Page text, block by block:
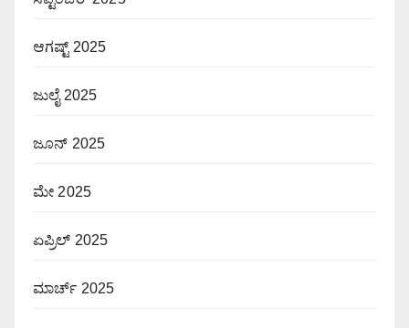
ಆಗಷ್ಟ್ 2025
ಜುಲೈ 2025
ಜೂನ್ 2025
ಮೇ 2025
ಏಪ್ರಿಲ್ 2025
ಮಾರ್ಚ್ 2025